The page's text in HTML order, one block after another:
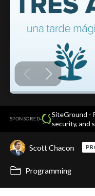
SPONSORED·
SiteGround -
security, and
Scott Chacon
Programming